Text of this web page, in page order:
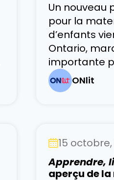
Un
pour la
d’enfants
Ontario,
importante
de la
enfance.
de la
vécues par
stade ont
ONlit
15
Apprendre,
aperçu de